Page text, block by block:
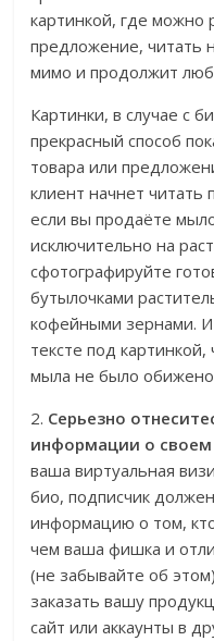
картинкой, где можно
предложение, читать
мимо и продолжит
Картинки, в случае с
прекрасный способ
товара или
клиент начнет
если вы продаёте
исключительно на
сфотографируйте
бутылочками
кофейными зернами. И
тексте под
мыла не было
2. Серьезно
информации о своем
ваша виртуальная
био, подписчик
информацию о том,
чем ваша фишка и
(не забывайте об
заказать вашу
сайт или аккаунты в